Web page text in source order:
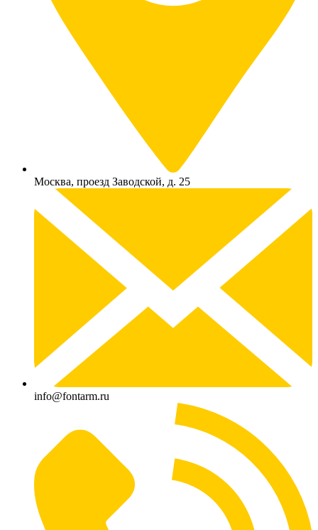
Москва, проезд Заводской, д. 25
info@fontarm.ru